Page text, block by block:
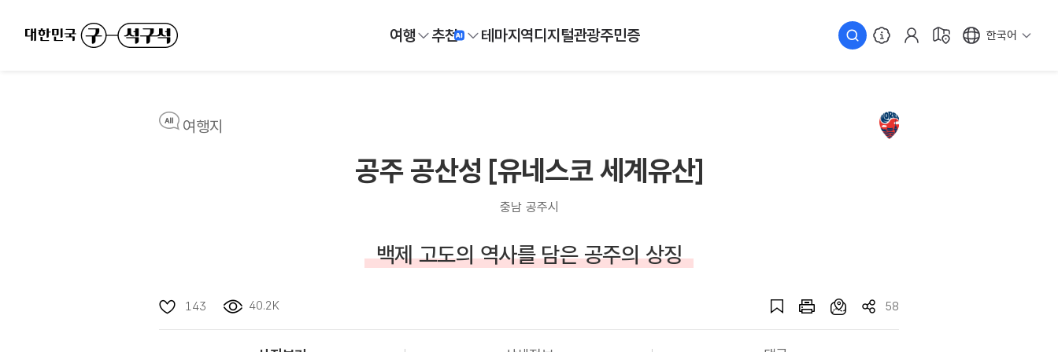
여행 추천 테마지역디지털관광주민증 한국어
여행지
공주 공산성 [유네스코 세계유산]
충남 공주시
백제 고도의 역사를 담은 공주의 상징
143 40.2K 58